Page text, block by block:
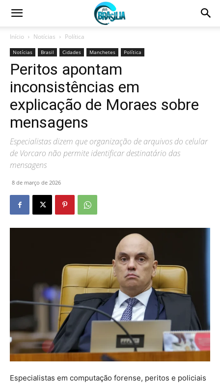
Início Notícias Política
Notícias Brasil Cidades Manchetes Política
Peritos apontam
inconsistências em
explicação de Moraes sobre
mensagens
Especialistas dizem que organização de arquivos do celular
de Vorcaro não permite identificar destinatário das
mensagens
8 de março de 2026
Especialistas em computação forense, peritos e policiais